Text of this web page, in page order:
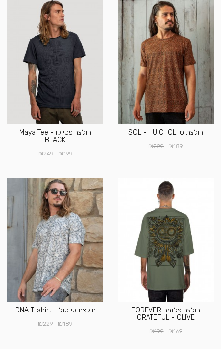
חולצת טי SOL - HUICHOL
₪189
₪229
חולצה פסיילו Maya Tee -
BLACK
₪199
₪249
חולצה פלזמה FOREVER
GRATEFUL - OLIVE
₪169
₪199
חולצת טי סול - DNA T-shirt
₪189
₪229